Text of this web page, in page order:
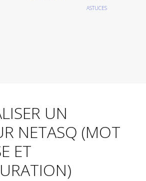
ASTUCES
UN
NETASQ (MOT
ET